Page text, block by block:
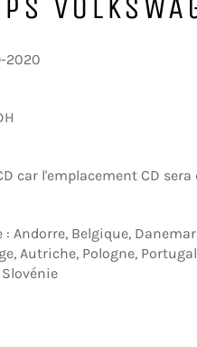
2020
car l'emplacement CD
Andorre, Belgique,
Autriche, Pologne,